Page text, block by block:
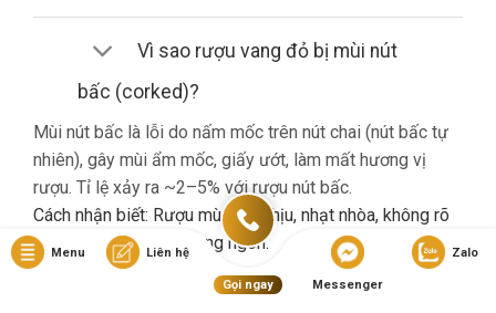
Vì sao rượu vang đỏ bị mùi nút
bấc (corked)?
Mùi nút bấc là lỗi do nấm mốc trên nút chai (nút bấc tự
nhiên), gây mùi ẩm mốc, giấy ướt, làm mất hương vị
rượu. Tỉ lệ xảy ra ~2–5% với rượu nút bấc.
Cách nhận biết: Rượu mùi khó chịu, nhạt nhòa, không rõ
hương trái cây dù là vang ngon.
Nếu gặp lỗi này, bạn nên liên hệ cửa hàng đổi trả (nếu có
Menu Liên hệ
Gọi ngay Messenger
Zalo